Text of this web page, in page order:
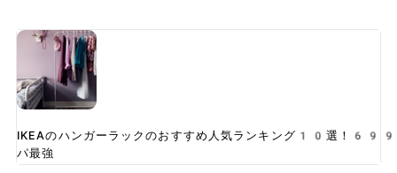
IKEAのハンガーラックのおすすめ人気ランキング10選！699
パ最強